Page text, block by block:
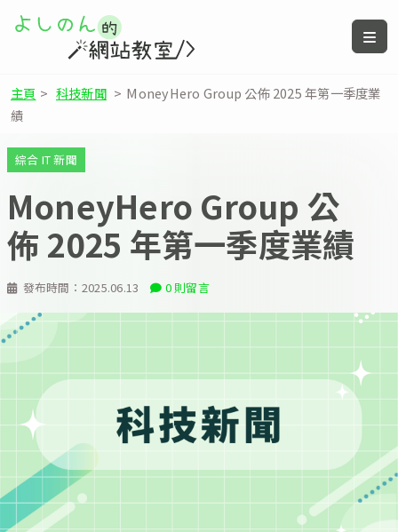
主頁 > 科技新聞 > MoneyHero Group 公佈 2025 年第一季度業
績
發布時間： 2025.06.13 0 則留言
綜合 IT 新聞
MoneyHero Group 公
佈 2025 年第一季度業績